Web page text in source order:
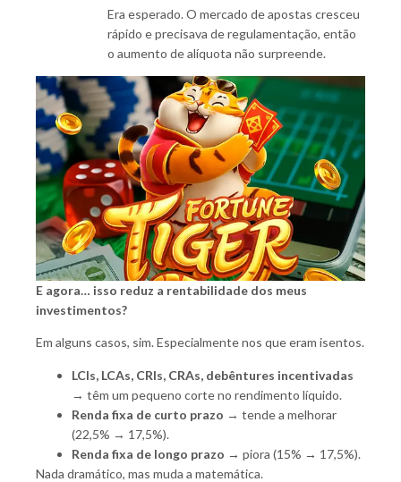
Era esperado. O mercado de apostas cresceu
rápido e precisava de regulamentação, então
o aumento de alíquota não surpreende.
E agora… isso reduz a rentabilidade dos meus
investimentos?
Em alguns casos, sim. Especialmente nos que eram isentos.
LCIs, LCAs, CRIs, CRAs, debêntures incentivadas
→ têm um pequeno corte no rendimento líquido.
Renda fixa de curto prazo → tende a melhorar
(22,5% → 17,5%).
Renda fixa de longo prazo → piora (15% → 17,5%).
Nada dramático, mas muda a matemática.